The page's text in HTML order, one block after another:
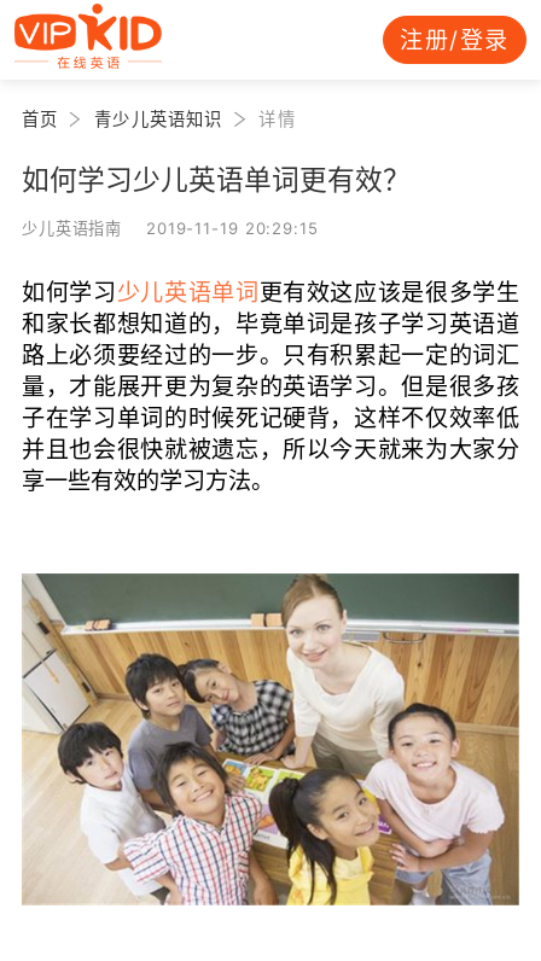
注册/登录
首页 青少儿英语知识 详情
如何学习少儿英语单词更有效？
少儿英语指南 2019-11-19 20:29:15
如何学习少儿英语单词更有效这应该是很多学生
和家长都想知道的，毕竟单词是孩子学习英语道
路上必须要经过的一步。只有积累起一定的词汇
量，才能展开更为复杂的英语学习。但是很多孩
子在学习单词的时候死记硬背，这样不仅效率低
并且也会很快就被遗忘，所以今天就来为大家分
享一些有效的学习方法。